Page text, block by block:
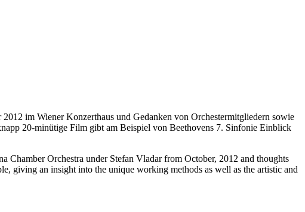
im Wiener Konzerthaus und Gedanken von Orchestermitgliedern sowie
20-minütige Film gibt am Beispiel von Beethovens 7. Sinfonie Einblick
Chamber Orchestra under Stefan Vladar from October, 2012 and thoughts
giving an insight into the unique working methods as well as the artistic and